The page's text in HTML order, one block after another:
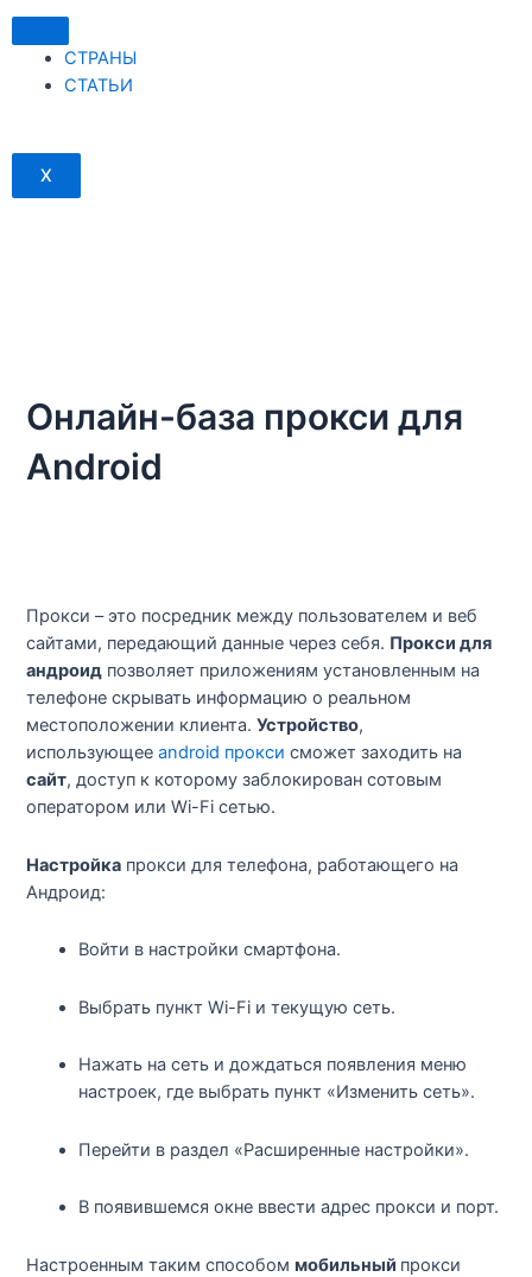
Перейти
содержимому
СТРАНЫ
СТАТЬИ
X
Онлайн-база прокси для
Android
Прокси – это посредник между пользователем и веб
сайтами, передающий данные через себя. Прокси для
андроид позволяет приложениям установленным на
телефоне скрывать информацию о реальном
местоположении клиента.Устройство,
использующееandroid прокси сможет заходить на
сайт, доступ к которому заблокирован сотовым
оператором или Wi-Fi сетью.
Настройка прокси для телефона, работающего на
Андроид:
Войти в настройки смартфона.
Выбрать пункт Wi-Fi и текущую сеть.
Нажать на сеть и дождаться появления меню
настроек, где выбрать пункт «Изменить сеть».
Перейти в раздел «Расширенные настройки».
В появившемся окне ввести адрес прокси и порт.
Настроенным таким способоммобильный прокси